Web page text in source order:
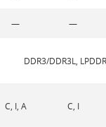
— —
DDR3/DDR3L,
C, I, A C, I